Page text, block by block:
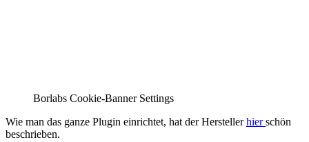
Borlabs Cookie-Banner Settings
Wie man das ganze Plugin einrichtet, hat der Herstellerhierschön
beschrieben.